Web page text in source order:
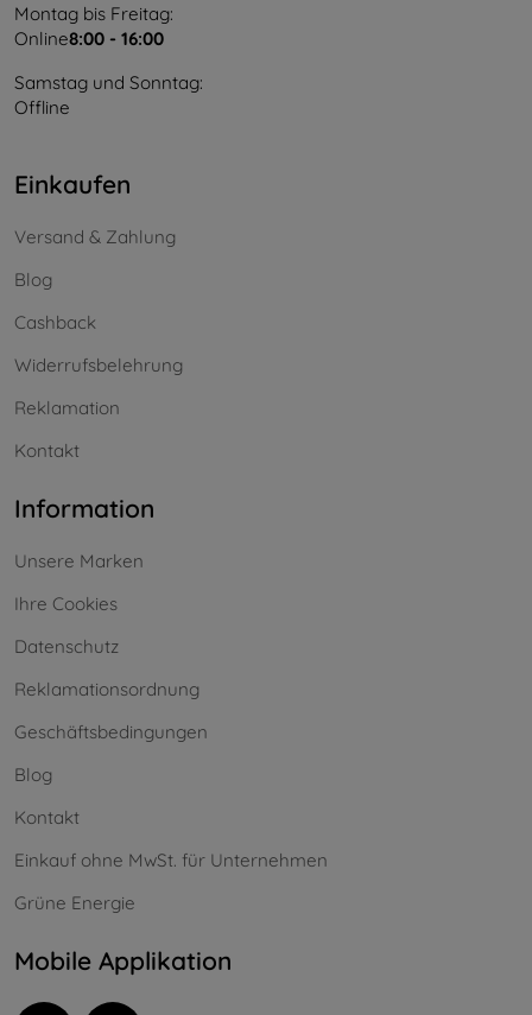
Montag bis Freitag:
Online8:00 - 16:00
Samstag und Sonntag:
Offline
Einkaufen
Versand & Zahlung
Blog
Cashback
Widerrufsbelehrung
Reklamation
Kontakt
Information
Unsere Marken
Ihre Cookies
Datenschutz
Reklamationsordnung
Geschäftsbedingungen
Blog
Kontakt
Einkauf ohne MwSt. für Unternehmen
Grüne Energie
Mobile Applikation